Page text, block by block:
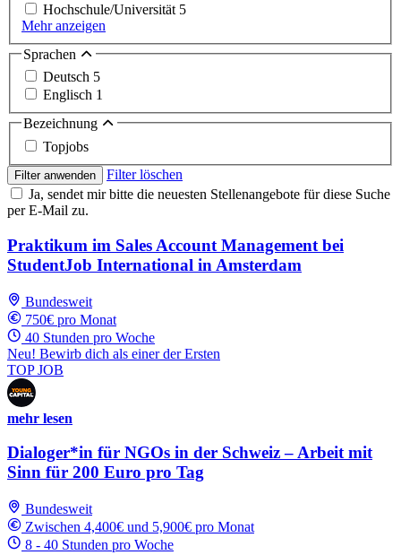
Hochschule/Universität 5
Mehr anzeigen
Sprachen
Deutsch 5
Englisch 1
Bezeichnung
Topjobs
Filter anwenden
Filter löschen
Ja, sendet mir bitte die neuesten Stellenangebote für diese Suche
per E-Mail zu.
Praktikum im Sales Account Management bei
StudentJob International in Amsterdam
Bundesweit
750€ pro Monat
40 Stunden pro Woche
Neu! Bewirb dich als einer der Ersten
TOP JOB
mehr lesen
Dialoger*in für NGOs in der Schweiz – Arbeit mit
Sinn für 200 Euro pro Tag
Bundesweit
Zwischen 4,400€ und 5,900€ pro Monat
8 - 40 Stunden pro Woche